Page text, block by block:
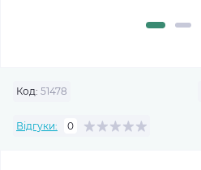
Код: 51478
Відгуки: 0